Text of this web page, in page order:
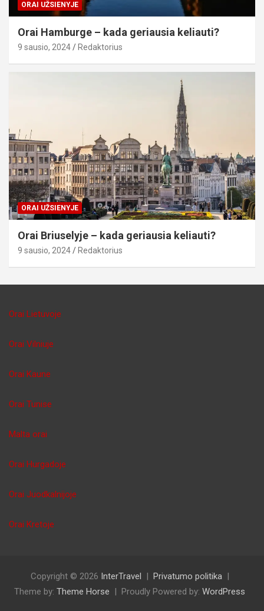
ORAI UŽSIENYJE
Orai Hamburge – kada geriausia keliauti?
9 sausio, 2024 Redaktorius
ORAI UŽSIENYJE
Orai Briuselyje – kada geriausia keliauti?
9 sausio, 2024 Redaktorius
Orai Lietuvoje
Orai Vilniuje
Orai Kaune
Orai Tunise
Malta orai
Orai Hurgadoje
Orai Juodkalnijoje
Orai Kretoje
Copyright © 2026 InterTravel
Privatumo politika
Theme by: Theme Horse Proudly Powered by: WordPress